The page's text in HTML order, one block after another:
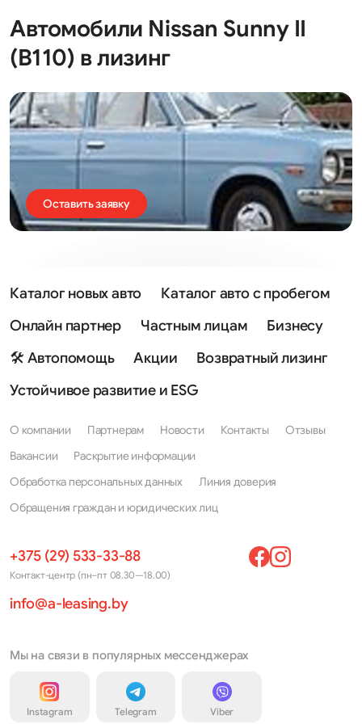
Автомобили Nissan Sunny II
(B110) в лизинг
Оставить заявку
Каталог новых авто
Каталог авто с пробегом
Онлайн партнер
Частным лицам
Бизнесу
🛠 Автопомощь
Акции
Возвратный лизинг
Устойчивое развитие и ESG
О компании Партнерам Новости Контакты
Отзывы
Вакансии
Раскрытие информации
Обработка персональных данных
Линия доверия
Обращения граждан и юридических лиц
+375 (29) 533-33-88
Контакт-центр (пн–пт 08.30—18.00)
info@a-leasing.by
Мы на связи в популярных мессенджерах
Instagram Telegram Viber